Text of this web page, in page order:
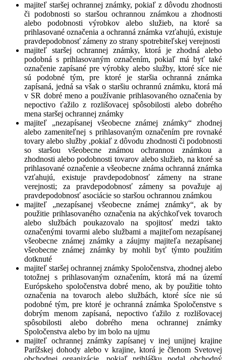
majiteľ staršej ochrannej známky, pokiaľ z dôvodu zhodnosti
či podobnosti so staršou ochrannou známkou a zhodnosti
alebo podobnosti výrobkov alebo služieb, na ktoré sa
prihlasované označenia a ochranná známka vzťahujú, existuje
pravdepodobnosť zámeny zo strany spotrebiteľskej verejnosti
majiteľ staršej ochrannej známky, ktorá je zhodná alebo
podobná s prihlasovaným označením, pokiaľ má byť také
označenie zapísané pre výrobky alebo služby, ktoré síce nie
sú podobné tým, pre ktoré je staršia ochranná známka
zapísaná, jedná sa však o staršiu ochrannú známku, ktorá má
v SR dobré meno a používanie prihlasovaného označenia by
nepoctivo ťažilo z rozlišovacej spôsobilosti alebo dobrého
mena staršej ochrannej známky
majiteľ „nezapísanej všeobecne známej známky“ zhodnej
alebo zameniteľnej s prihlasovaným označením pre rovnaké
tovary alebo služby ,pokiaľ z dôvodu zhodnosti či podobnosti
so staršou všeobecne známou ochrannou známkou a
zhodnosti alebo podobnosti tovarov alebo služieb, na ktoré sa
prihlasované označenie a všeobecne známa ochranná známka
vzťahujú, existuje pravdepodobnosť zámeny na strane
verejnosti; za pravdepodobnosť zámeny sa považuje aj
pravdepodobnosť asociácie so staršou ochrannou známkou
majiteľ „nezapísanej všeobecne známej známky“, ak by
použitie prihlasovaného označenia na akýchkoľvek tovaroch
alebo službách poukazovalo na spojitosť medzi takto
označenými tovarmi alebo službami a majiteľom nezapísanej
všeobecne známej známky a záujmy majiteľa nezapísanej
všeobecne známej známky by mohli byť týmto použitím
dotknuté
majiteľ staršej ochrannej známky Spoločenstva, zhodnej alebo
totožnej s prihlasovaným označením, ktorá má na území
Európskeho spoločenstva dobré meno, ak by použitie tohto
označenia na tovaroch alebo službách, ktoré síce nie sú
podobné tým, pre ktoré je ochranná známka Spoločenstve s
dobrým menom zapísaná, nepoctivo ťažilo z rozlišovacej
spôsobilosti alebo dobrého mena ochrannej známky
Spoločenstva alebo by im bolo na ujmu
majiteľ ochrannej známky zapísanej v inej unijnej krajine
Parížskej dohody alebo v krajine, ktorá je členom Svetovej